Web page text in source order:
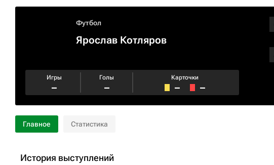
Футбол
Ярослав Котляров
Игры
–
Голы
–
Карточки
– –
Главное Статистика
История выступлений